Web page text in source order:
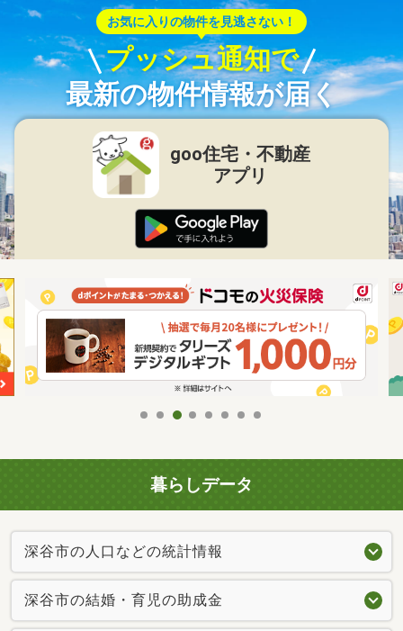
お気に入りの物件を見逃さない！
プッシュ通知で
最新の物件情報が届く
goo住宅・不動産
アプリ
暮らしデータ
深谷市の人口などの統計情報
深谷市の結婚・育児の助成金